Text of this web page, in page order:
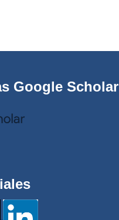
Google Scholar